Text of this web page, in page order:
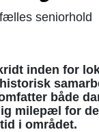
seniorhold
inden for
både
milepæl for
i området.